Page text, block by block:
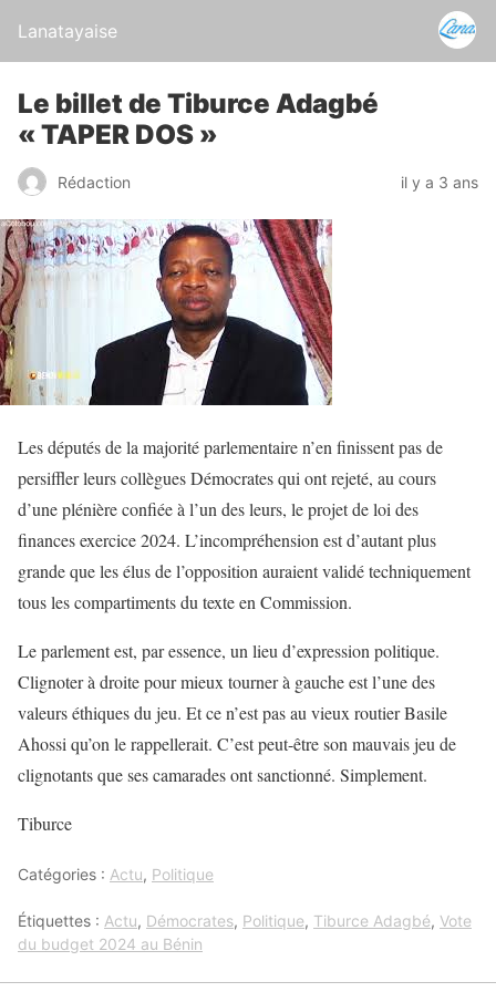
Lanatayaise
Le billet de Tiburce Adagbé
« TAPER DOS »
Rédaction il y a 3 ans
Les députés de la majorité parlementaire n’en finissent pas de
persiffler leurs collègues Démocrates qui ont rejeté, au cours
d’une plénière confiée à l’un des leurs, le projet de loi des
finances exercice 2024. L’incompréhension est d’autant plus
grande que les élus de l’opposition auraient validé techniquement
tous les compartiments du texte en Commission.
Le parlement est, par essence, un lieu d’expression politique.
Clignoter à droite pour mieux tourner à gauche est l’une des
valeurs éthiques du jeu. Et ce n’est pas au vieux routier Basile
Ahossi qu’on le rappellerait. C’est peut-être son mauvais jeu de
clignotants que ses camarades ont sanctionné. Simplement.
Tiburce
Catégories : Actu, Politique
Étiquettes : Actu, Démocrates, Politique, Tiburce Adagbé, Vote
du budget 2024 au Bénin